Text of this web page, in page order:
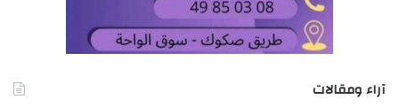
آراء ومقالات